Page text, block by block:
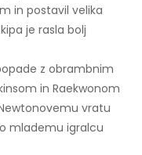
in postavil velika
je rasla bolj
z obrambnim
in Raekwonom
vratu
mlademu igralcu